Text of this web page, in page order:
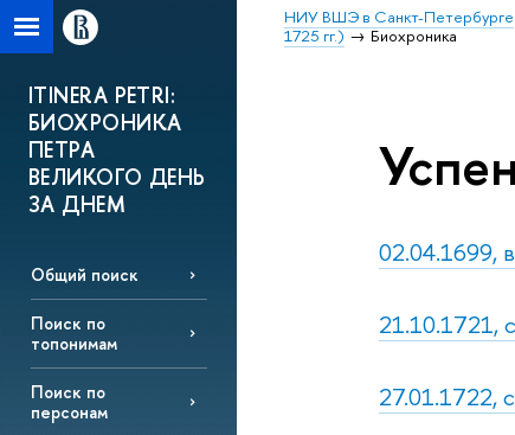
НИУ ВШЭ в Санкт-Петербурге
1725 гг.)
Биохроника
ITINERA PETRI:
БИОХРОНИКА
ПЕТРА
ВЕЛИКОГО ДЕНЬ
ЗА ДНЕМ
Общий поиск
Поиск по
топонимам
Поиск по
персонам
02.04.1699,
21.10.1721,
27.01.1722,